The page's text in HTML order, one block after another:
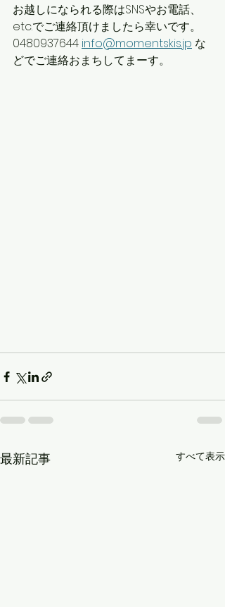
お越しになられる際はSNSやお電話、
etc.でご連絡頂けましたら幸いです。
0480937644 info@momentskis.jp な
どでご連絡おまちしてまーす。
最新記事 すべて表示